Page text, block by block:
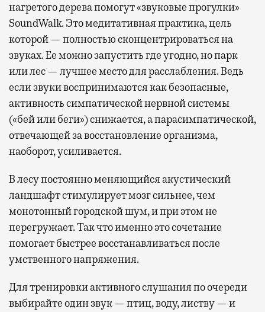
нагретого дерева помогут «звуковые прогулки»
SoundWalk. Это медитативная практика, цель
которой — полностью сконцентрироваться на
звуках. Ее можно запустить где угодно, но парк
или лес — лучшее место для расслабления. Ведь
если звуки воспринимаются как безопасные,
активность симпатической нервной системы
(«бей или беги») снижается, а парасимпатической,
отвечающей за восстановление организма,
наоборот, усиливается.
В лесу постоянно меняющийся акустический
ландшафт стимулирует мозг сильнее, чем
монотонный городской шум, и при этом не
перегружает. Так что именно это сочетание
помогает быстрее восстанавливаться после
умственного напряжения.
Для тренировки активного слушания по очереди
выбирайте один звук — птиц, воду, листву — и